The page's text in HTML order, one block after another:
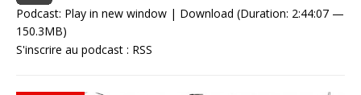
Podcast: Play in new window | Download (Duration: 2:44:07 —
150.3MB)
S'inscrire au podcast : RSS